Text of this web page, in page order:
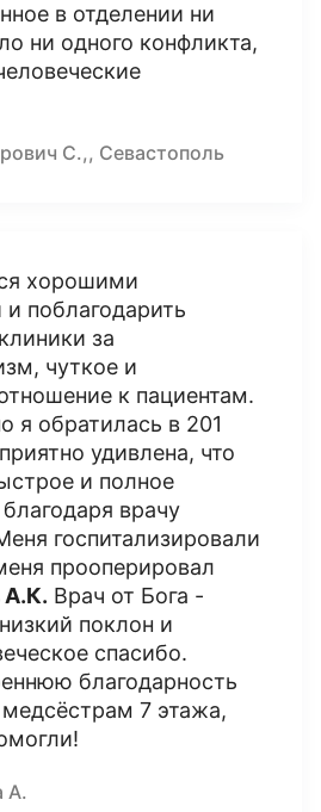
в отделении ни
ни одного конфликта,
С.,, Севастополь
хорошими
поблагодарить
за
чуткое и
к пациентам.
я обратилась в 201
удивлена, что
и полное
врачу
госпитализировали
прооперировал
А.К. Врач от Бога -
поклон и
спасибо.
благодарность
7 этажа,
А.